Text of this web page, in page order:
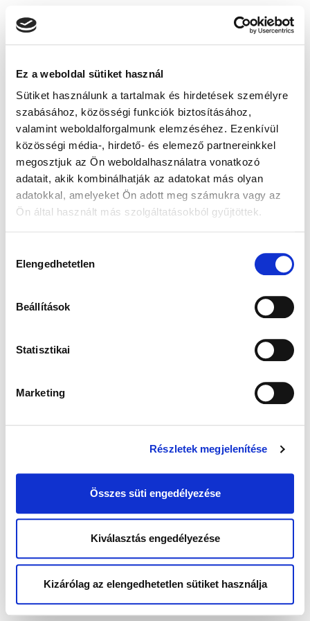
Ez a weboldal sütiket használ
Sütiket használunk a tartalmak és hirdetések személyre
szabásához, közösségi funkciók biztosításához,
valamint weboldalforgalmunk elemzéséhez. Ezenkívül
közösségi média-, hirdető- és elemező partnereinkkel
megosztjuk az Ön weboldalhasználatra vonatkozó
adatait, akik kombinálhatják az adatokat más olyan
adatokkal, amelyeket Ön adott meg számukra vagy az
Ön által használt más szolgáltatásokból gyűjtöttek.
kiválasztása
Elengedhetetlen
Beállítások
Statisztikai
Marketing
Részletek megjelenítése
Összes süti engedélyezése
Kiválasztás engedélyezése
Kizárólag az elengedhetetlen sütiket használja